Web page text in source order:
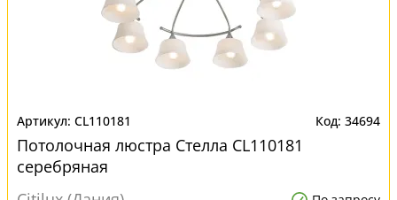
CL110181 34694
Потолочная люстра Стелла CL110181
серебряная